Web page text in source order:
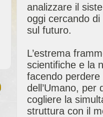
analizzare il
oggi cercando
sul futuro.
L’estrema
scientifiche e la
facendo perdere
dell’Umano, per
cogliere la
struttura con il